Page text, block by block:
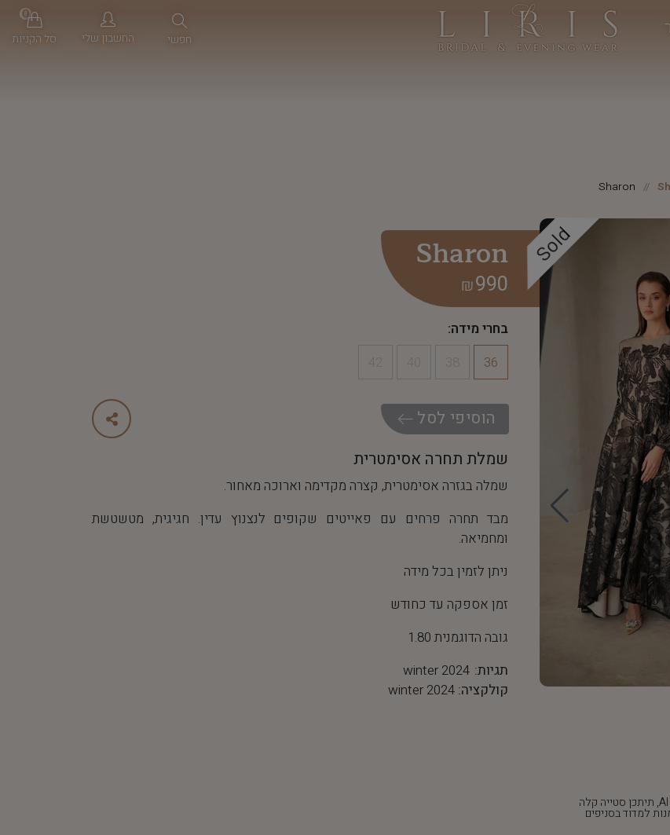
חפשי החשבון שלי סל הקניות
0
Sharon
Sold
*חלק מהתמונות נוצרו בשילוב AI, תיתכן סטייה קלה
למדוד בסניפים
Sharon
990
₪
בחרי מידה:
36
הוסיפי לסל
שמלת תחרה אסימטרית
שמלה בגזרה אסימטרית, קצרה מקדימה וארוכה מאחור.
מבד תחרה פרחים עם פאייטים שקופים לנצנוץ עדין. חגיגית, מטשטשת
ומחמיאה.
ניתן לזמין בכל מידה
זמן אספקה עד כחודש
גובה הדוגמנית 1.80
תגיות: winter 2024
קולקציה:winter 2024